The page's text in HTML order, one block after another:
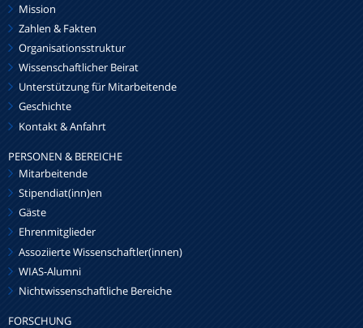
Mission
Zahlen & Fakten
Organisationsstruktur
Wissenschaftlicher Beirat
Unterstützung für Mitarbeitende
Geschichte
Kontakt & Anfahrt
PERSONEN & BEREICHE
Mitarbeitende
Stipendiat(inn)en
Gäste
Ehrenmitglieder
Assoziierte Wissenschaftler(innen)
WIAS-Alumni
Nichtwissenschaftliche Bereiche
FORSCHUNG